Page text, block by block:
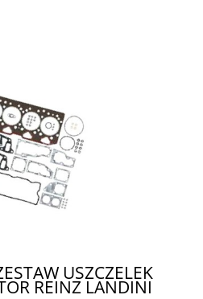
USZCZELEK
REINZ LANDINI